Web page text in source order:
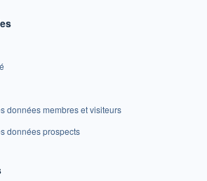
données membres et visiteurs
données prospects